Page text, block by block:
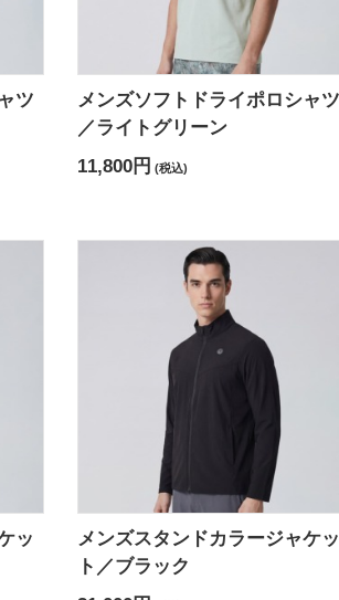
ツ
メンズソフトドライポロシャツ
／ライトグリーン
11,800円 (税込)
ッ
メンズスタンドカラージャケッ
ト／ブラック